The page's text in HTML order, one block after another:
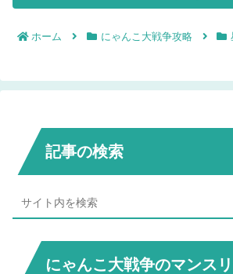
ホーム にゃんこ大戦争攻略
記事の検索
にゃんこ大戦争のマンス